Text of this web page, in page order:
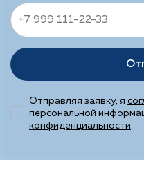
Отправляя заявку, я
персональной
конфиденциальности